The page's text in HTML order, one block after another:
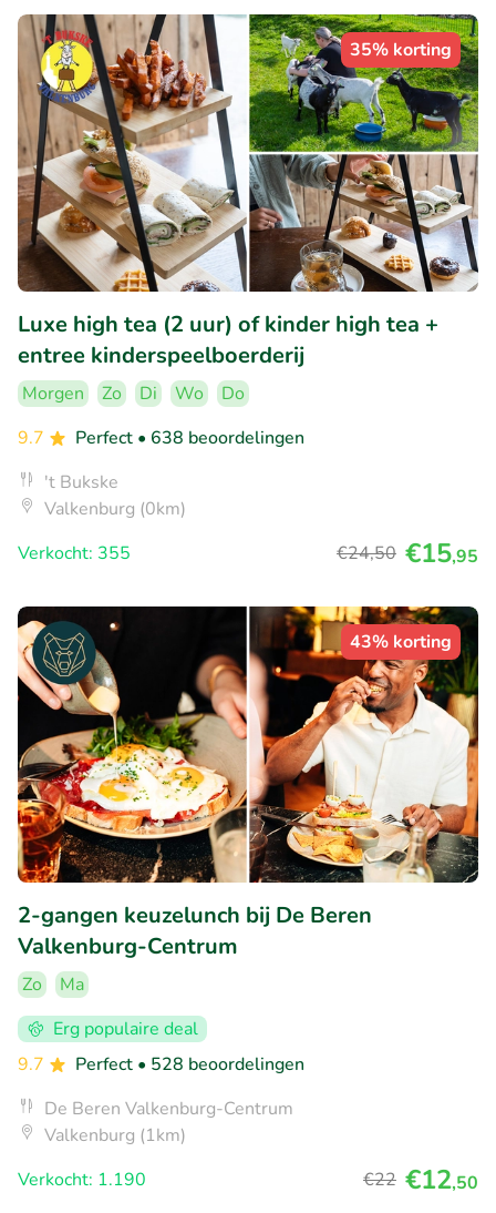
35% korting
Luxe high tea (2 uur) of kinder high tea +
entree kinderspeelboerderij
Morgen Zo Di Wo
Do
9.7
Perfect • 638 beoordelingen
't Bukske
Valkenburg (0km)
Verkocht: 355
€24,50 €15,95
43% korting
2-gangen keuzelunch bij De Beren
Valkenburg-Centrum
Zo
Ma
Erg populaire deal
9.7
Perfect • 528 beoordelingen
De Beren Valkenburg-Centrum
Valkenburg (1km)
Verkocht: 1.190
€22 €12,50